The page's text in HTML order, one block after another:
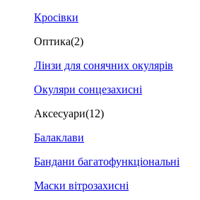
Кросівки
Оптика(2)
Лінзи для сонячних окулярів
Окуляри сонцезахисні
Аксесуари(12)
Балаклави
Бандани багатофункціональні
Маски вітрозахисні